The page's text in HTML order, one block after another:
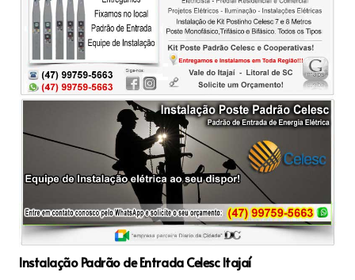
Instalação Padrão de Entrada Celesc Itajaí